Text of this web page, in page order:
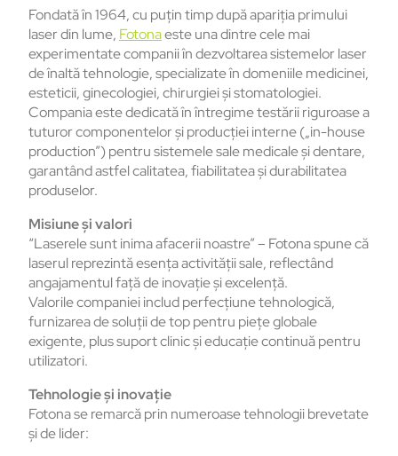
Fondată în 1964, cu puţin timp după apariţia primului
laser din lume, Fotonaeste una dintre cele mai
experimentate companii în dezvoltarea sistemelor laser
de înaltă tehnologie, specializate în domeniile medicinei,
esteticii, ginecologiei, chirurgiei şi stomatologiei.
Compania este dedicată în întregime testării riguroase a
tuturor componentelor şi producţiei interne („in-house
production”) pentru sistemele sale medicale şi dentare,
garantând astfel calitatea, fiabilitatea şi durabilitatea
produselor.
Misiune şi valori
“Laserele sunt inima afacerii noastre” – Fotona spune că
laserul reprezintă esenţa activităţii sale, reflectând
angajamentul faţă de inovaţie şi excelenţă.
Valorile companiei includ perfecţiune tehnologică,
furnizarea de soluţii de top pentru pieţe globale
exigente, plus suport clinic şi educaţie continuă pentru
utilizatori.
Tehnologie și inovație
Fotona se remarcă prin numeroase tehnologii brevetate
şi de lider: